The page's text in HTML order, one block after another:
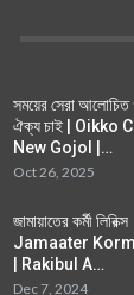
সময়ের সেরা আলোচিত
ঐক্য চাই | Oikko
New Gojol |…
Oct 26, 2025
জামায়াতের কর্মী লিরিক্স |
Jamaater
| Rakibul A…
Dec 7, 2024